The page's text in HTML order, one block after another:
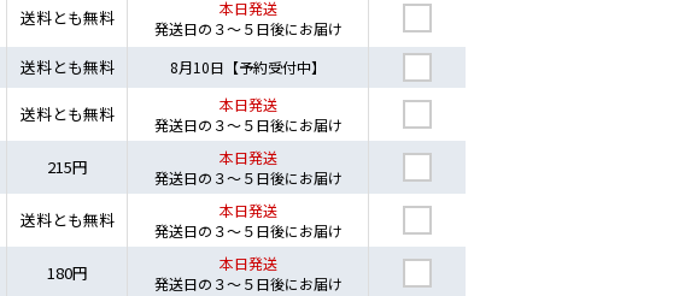
送料とも無料
本日発送
発送日の３～５日後にお届け
送料とも無料 8月10日【予約受付中】
送料とも無料
本日発送
発送日の３～５日後にお届け
215円
本日発送
発送日の３～５日後にお届け
送料とも無料
本日発送
発送日の３～５日後にお届け
180円
本日発送
発送日の３～５日後にお届け